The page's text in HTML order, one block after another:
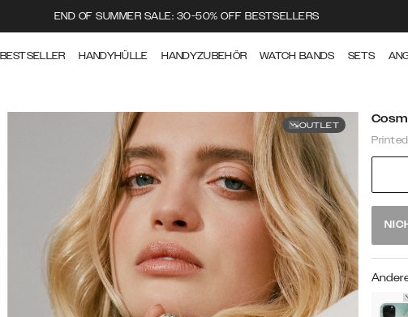
END OF SUMMER SALE: 30-50% OFF BESTSELLERS
BESTSELLER HANDYHÜLLE HANDYZUBEHÖR WATCH BANDS SETS
OUTLET